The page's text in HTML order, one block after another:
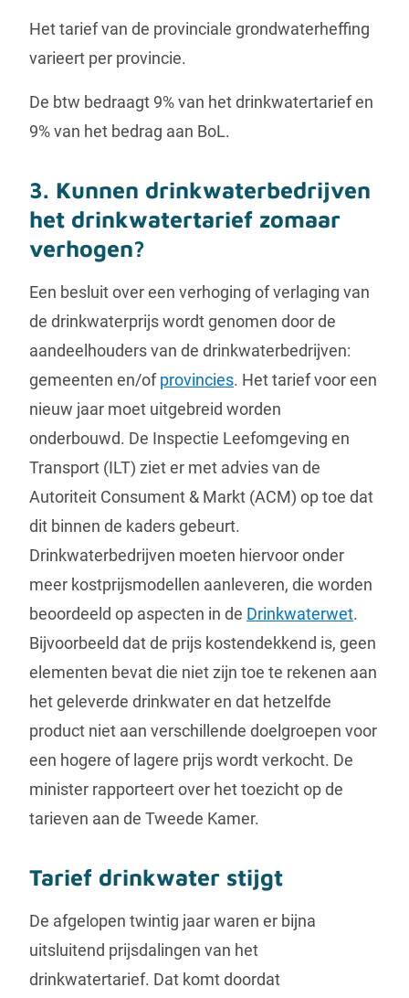
Het tarief van de provinciale grondwaterheffing
varieert per provincie.
De btw bedraagt 9% van het drinkwatertarief en
9% van het bedrag aan BoL.
3. Kunnen drinkwaterbedrijven
het drinkwatertarief zomaar
verhogen?
Een besluit over een verhoging of verlaging van
de drinkwaterprijs wordt genomen door de
aandeelhouders van de drinkwaterbedrijven:
gemeenten en/ofprovincies. Het tarief voor een
nieuw jaar moet uitgebreid worden
onderbouwd. De Inspectie Leefomgeving en
Transport (ILT) ziet er met advies van de
Autoriteit Consument & Markt (ACM) op toe dat
dit binnen de kaders gebeurt.
Drinkwaterbedrijven moeten hiervoor onder
meer kostprijsmodellen aanleveren, die worden
beoordeeld op aspecten in de Drinkwaterwet.
Bijvoorbeeld dat de prijs kostendekkend is, geen
elementen bevat die niet zijn toe te rekenen aan
het geleverde drinkwater en dat hetzelfde
product niet aan verschillende doelgroepen voor
een hogere of lagere prijs wordt verkocht. De
minister rapporteert over het toezicht op de
tarieven aan de Tweede Kamer.
Tarief drinkwater stijgt
De afgelopen twintig jaar waren er bijna
uitsluitend prijsdalingen van het
drinkwatertarief. Dat komt doordat